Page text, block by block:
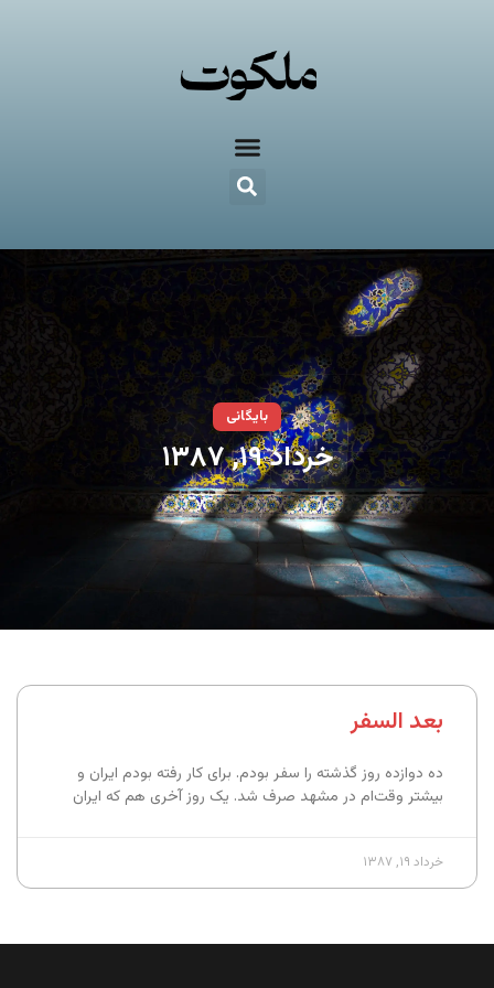
بایگانی
خرداد ۱۹, ۱۳۸۷
بعد السفر
ده دوازده روز گذشته را سفر بودم. برای کار رفته بودم ایران و
بیشتر وقت‌ام در مشهد صرف شد. یک روز آخری هم که ایران
خرداد ۱۹, ۱۳۸۷